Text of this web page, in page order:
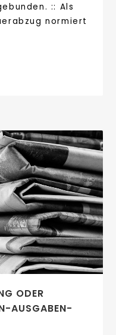
:: Als
normiert
ODER
AUSGABEN-